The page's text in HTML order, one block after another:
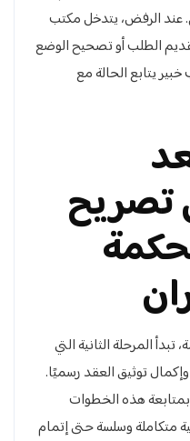
عند الرفض، يتدخل مكتب
الطلب أو تصحيح الوضع
يتابع الحالة مع
تصريح
المرحلة الثانية التي
توثيق العقد رسميًا.
هذه الخطوات
متكاملة وسلسة حتى إتمام